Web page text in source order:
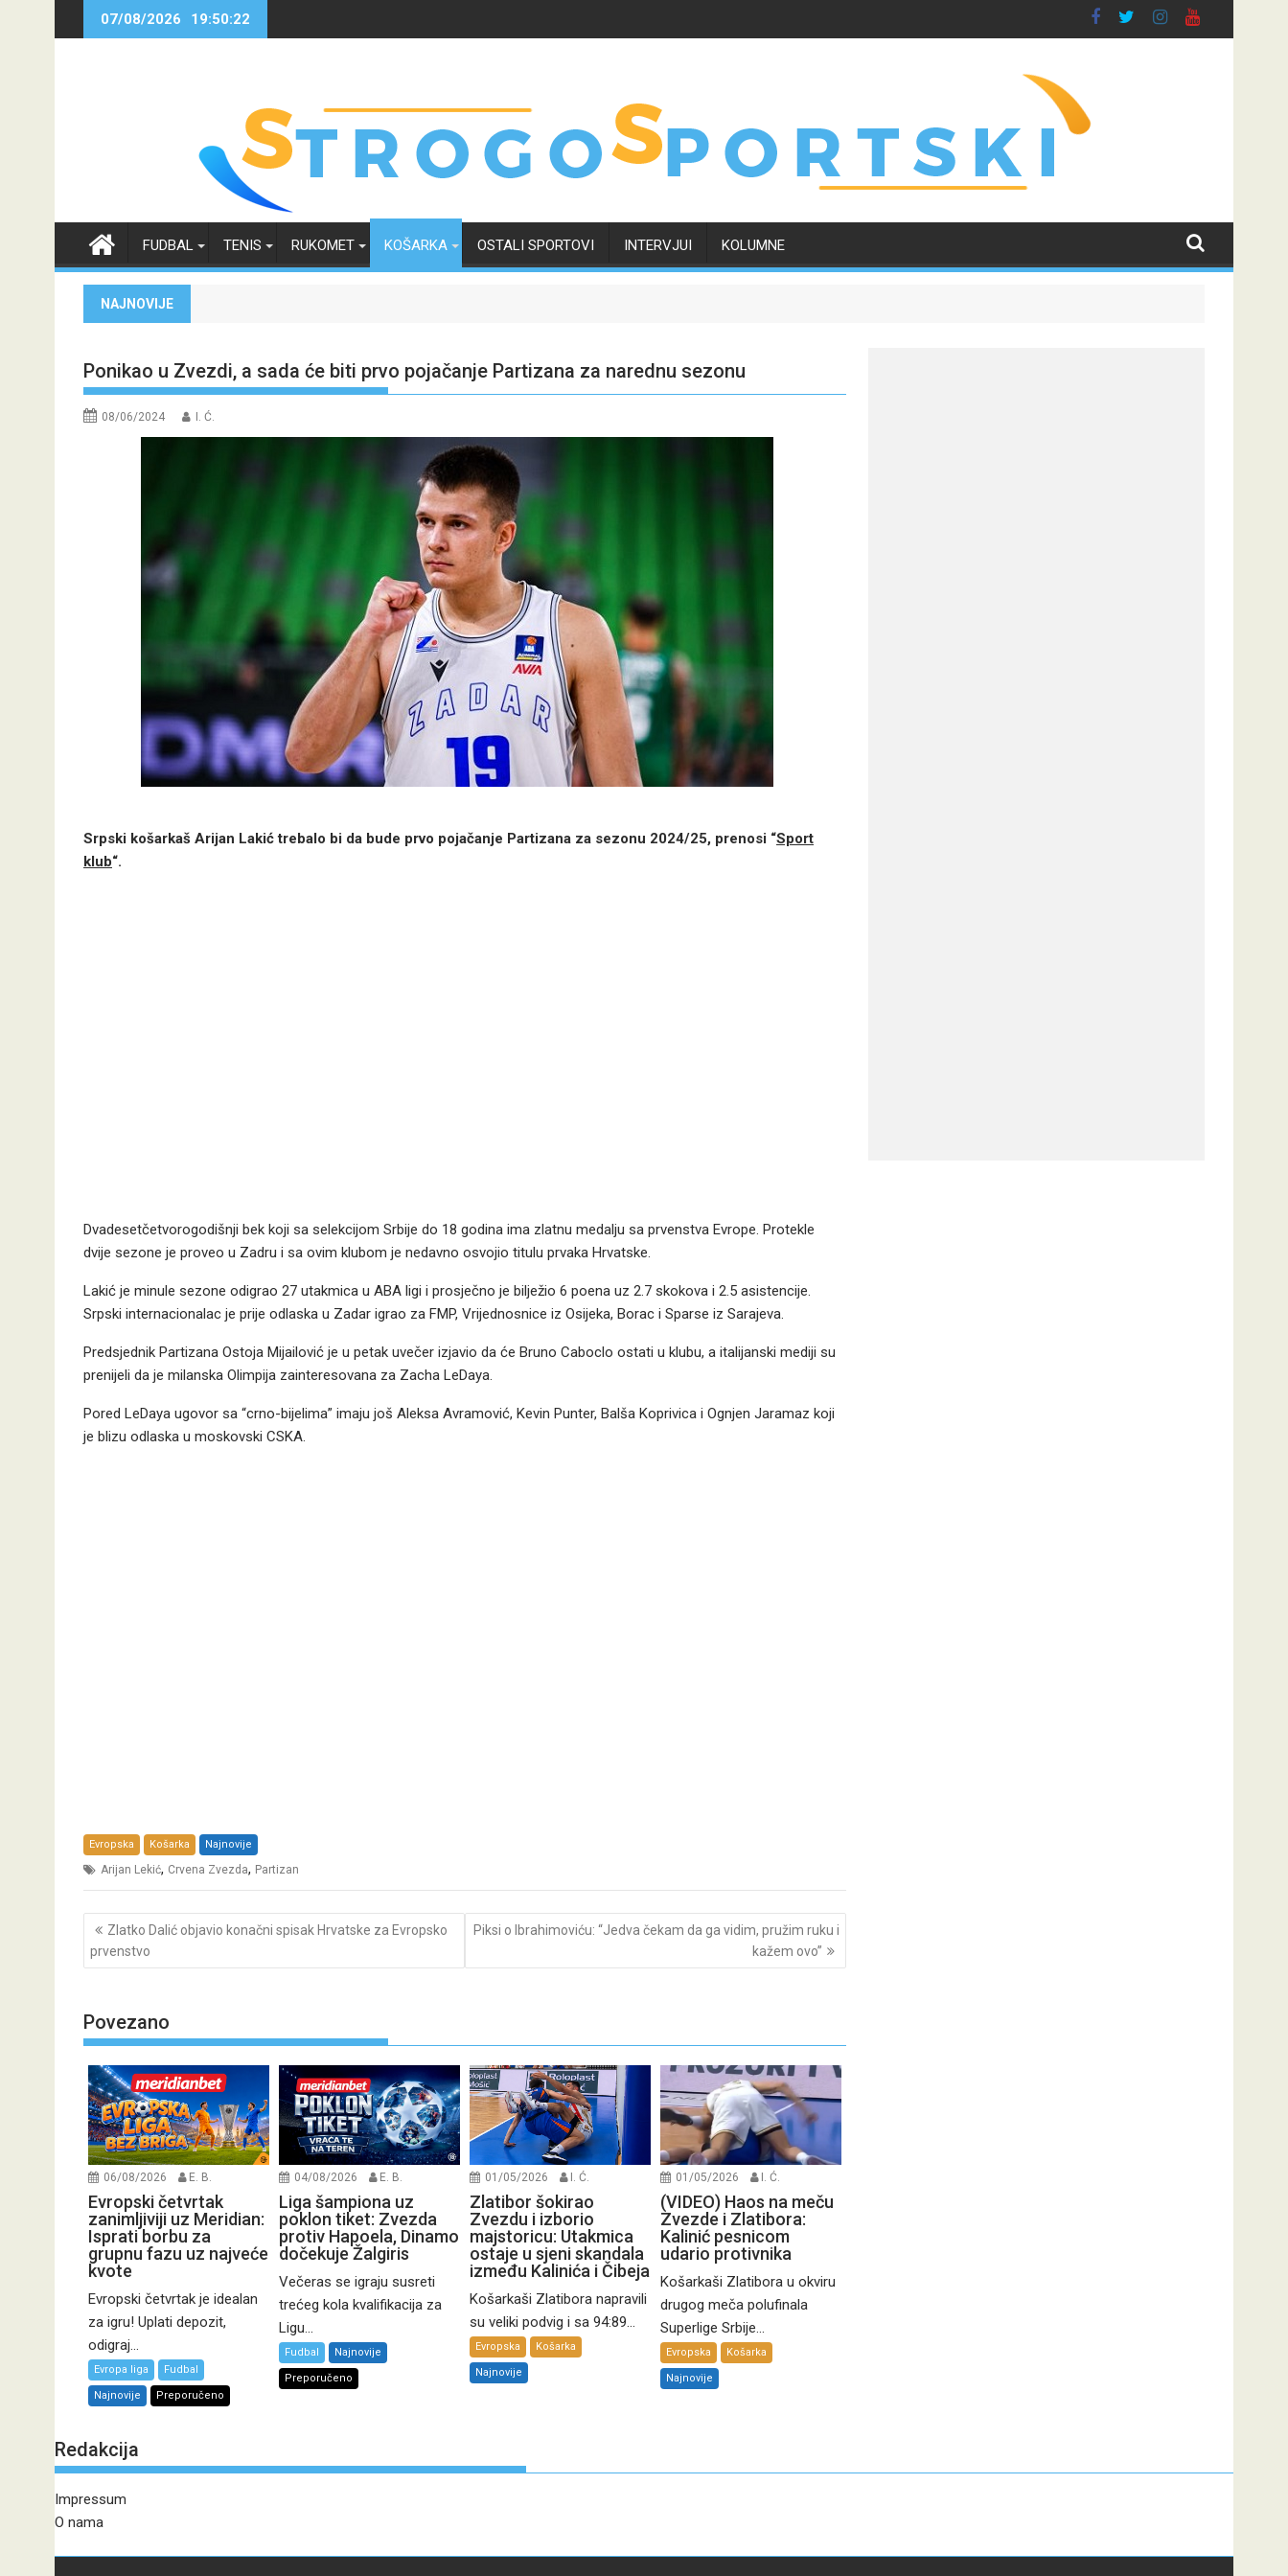
07/08/2026 19:50:23
FUDBAL TENIS RUKOMET KOŠARKA OSTALI SPORTOVI INTERVJUI KOLUMNE
NAJNOVIJE
Ponikao u Zvezdi, a sada će biti prvo pojačanje Partizana za narednu sezonu
08/06/2024 I. Ć.
Srpski košarkaš Arijan Lakić trebalo bi da bude prvo pojačanje Partizana za sezonu 2024/25, prenosi “Sport
klub“.
Dvadesetčetvorogodišnji bek koji sa selekcijom Srbije do 18 godina ima zlatnu medalju sa prvenstva Evrope. Protekle
dvije sezone je proveo u Zadru i sa ovim klubom je nedavno osvojio titulu prvaka Hrvatske.
Lakić je minule sezone odigrao 27 utakmica u ABA ligi i prosječno je bilježio 6 poena uz 2.7 skokova i 2.5 asistencije.
Srpski internacionalac je prije odlaska u Zadar igrao za FMP, Vrijednosnice iz Osijeka, Borac i Sparse iz Sarajeva.
Predsjednik Partizana Ostoja Mijailović je u petak uvečer izjavio da će Bruno Caboclo ostati u klubu, a italijanski mediji su
prenijeli da je milanska Olimpija zainteresovana za Zacha LeDaya.
Pored LeDaya ugovor sa “crno-bijelima” imaju još Aleksa Avramović, Kevin Punter, Balša Koprivica i Ognjen Jaramaz koji
je blizu odlaska u moskovski CSKA.
Evropska Košarka Najnovije
Arijan Lekić, Crvena Zvezda, Partizan
Post
navigation
Zlatko Dalić objavio konačni spisak Hrvatske za Evropsko
prvenstvo
Piksi o Ibrahimoviću: “Jedva čekam da ga vidim, pružim ruku i
kažem ovo”
Povezano
06/08/2026 E. B.
Evropski četvrtak
zanimljiviji uz Meridian:
Isprati borbu za
grupnu fazu uz najveće
kvote
Evropski četvrtak je idealan
za igru! Uplati depozit,
odigraj...
Evropa liga Fudbal
Najnovije Preporučeno
04/08/2026 E. B.
Liga šampiona uz
poklon tiket: Zvezda
protiv Hapoela, Dinamo
dočekuje Žalgiris
Večeras se igraju susreti
trećeg kola kvalifikacija za
Ligu...
Fudbal Najnovije
Preporučeno
01/05/2026 I. Ć.
Zlatibor šokirao
Zvezdu i izborio
majstoricu: Utakmica
ostaje u sjeni skandala
između Kalinića i Čibeja
Košarkaši Zlatibora napravili
su veliki podvig i sa 94:89...
Evropska Košarka
Najnovije
01/05/2026 I. Ć.
(VIDEO) Haos na meču
Zvezde i Zlatibora:
Kalinić pesnicom
udario protivnika
Košarkaši Zlatibora u okviru
drugog meča polufinala
Superlige Srbije...
Evropska Košarka
Najnovije
Redakcija
Impressum
O nama